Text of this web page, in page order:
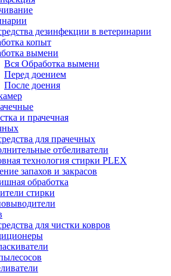
дезинфекции в ветеринарии
копыт
вымени
Вся Обработка вымени
Перед доением
После доения
и прачечная
для прачечных
отбеливатели
технология стирки PLEX
запахов и закрасов
обработка
стирки
для чистки ковров